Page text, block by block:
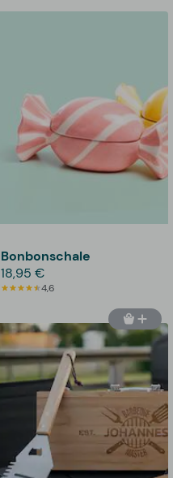
Bonbonschale
18,95 €
4,6